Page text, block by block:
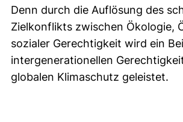
Denn durch die Auflösung des
Zielkonflikts zwischen Ökologie,
sozialer Gerechtigkeit wird ein
intergenerationellen
globalen Klimaschutz geleistet.